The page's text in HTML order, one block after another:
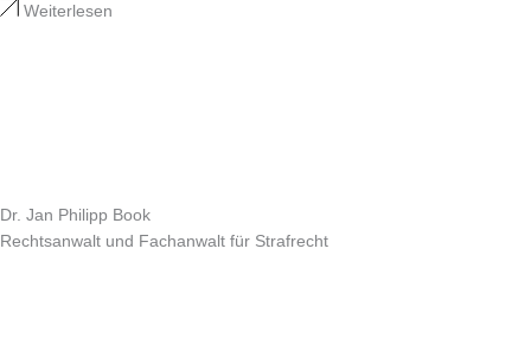
Weiterlesen
Dr. Jan Philipp Book
Rechtsanwalt und Fachanwalt für Strafrecht